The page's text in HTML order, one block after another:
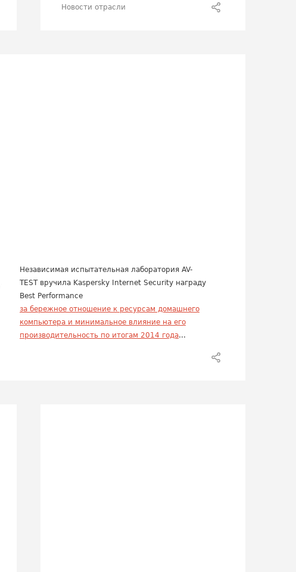
Новости отрасли
Независимая испытательная лаборатория AV-
TEST вручила Kaspersky Internet Security награду
Best Performance
за бережное отношение к ресурсам домашнего
компьютера и минимальное влияние на его
производительность по итогам 2014 года...